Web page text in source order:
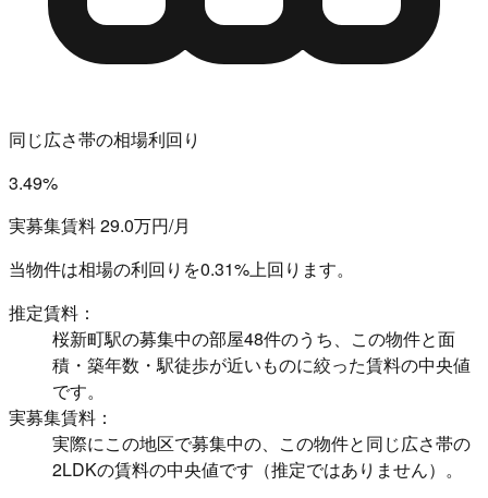
同じ広さ帯の相場利回り
3.49%
実募集賃料 29.0万円/月
当物件は相場の利回りを0.31%上回ります。
推定賃料：
桜新町駅の募集中の部屋48件のうち、この物件と面
積・築年数・駅徒歩が近いものに絞った賃料の中央値
です。
実募集賃料：
実際にこの地区で募集中の、この物件と同じ広さ帯の
2LDKの賃料の中央値です（推定ではありません）。